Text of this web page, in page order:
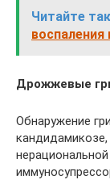
Читайте
Дрожжевые
Обнаружение